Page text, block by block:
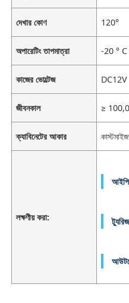
দেখার কোণ 120°
অপারেটিং তাপমাত্রা -20 ° C
কাজের ভোল্টেজ DC12V
জীবনকাল ≥
ক্যাবিনেটের আকার
লক্ষণীয় করা: